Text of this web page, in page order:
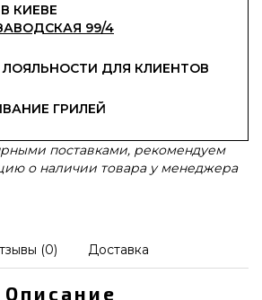
КИЕВЕ
99/4
ДЛЯ КЛИЕНТОВ
ГРИЛЕЙ
поставками, рекомендуем
о наличии товара у менеджера
(0) Доставка
Описание